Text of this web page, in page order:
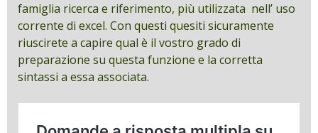
famiglia ricerca e riferimento, più utilizzata nell’ uso
corrente di excel. Con questi quesiti sicuramente
riuscirete a capire qual è il vostro grado di
preparazione su questa funzione e la corretta
sintassi a essa associata.